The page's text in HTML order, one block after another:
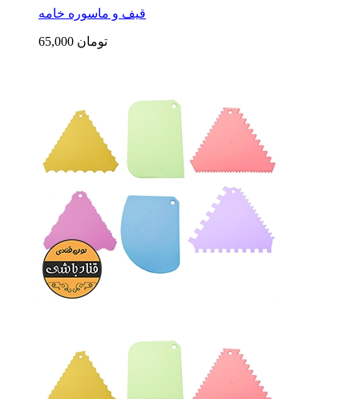
قیف و ماسوره خامه
65,000 تومان